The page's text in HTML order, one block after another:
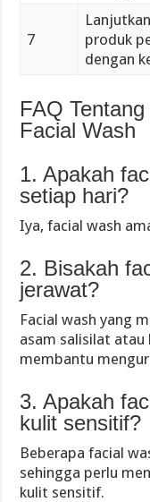
7
produk
dengan
FAQ
Facial Wash
1. Apakah
setiap hari?
Iya, facial wash
2. Bisakah
jerawat?
Facial wash yang
asam salisilat
membantu
3. Apakah
kulit sensitif?
Beberapa facial
sehingga perlu
kulit sensitif.